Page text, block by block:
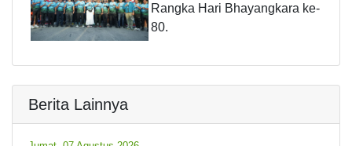
Rangka Hari Bhayangkara ke-
80.
Berita Lainnya